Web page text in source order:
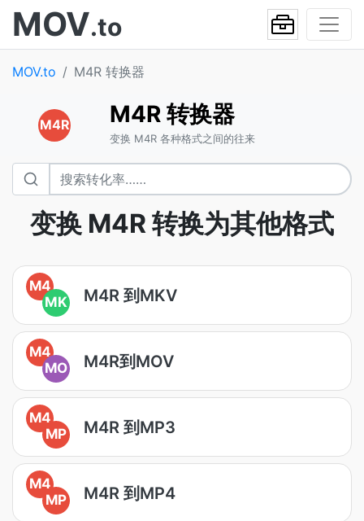
MOV.to
MOV.to M4R 转换器
M4R M4R 转换器
变换 M4R 各种格式之间的往来
变换 M4R 转换为其他格式
M4
MK
M4R 到MKV
M4
MO
M4R到MOV
M4
MP
M4R 到MP3
M4
MP
M4R 到MP4